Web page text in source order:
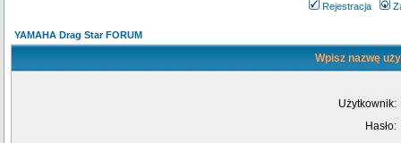
Rejestracja
YAMAHA Drag Star FORUM
Wpisz nazwę
Użytkownik:
Hasło: